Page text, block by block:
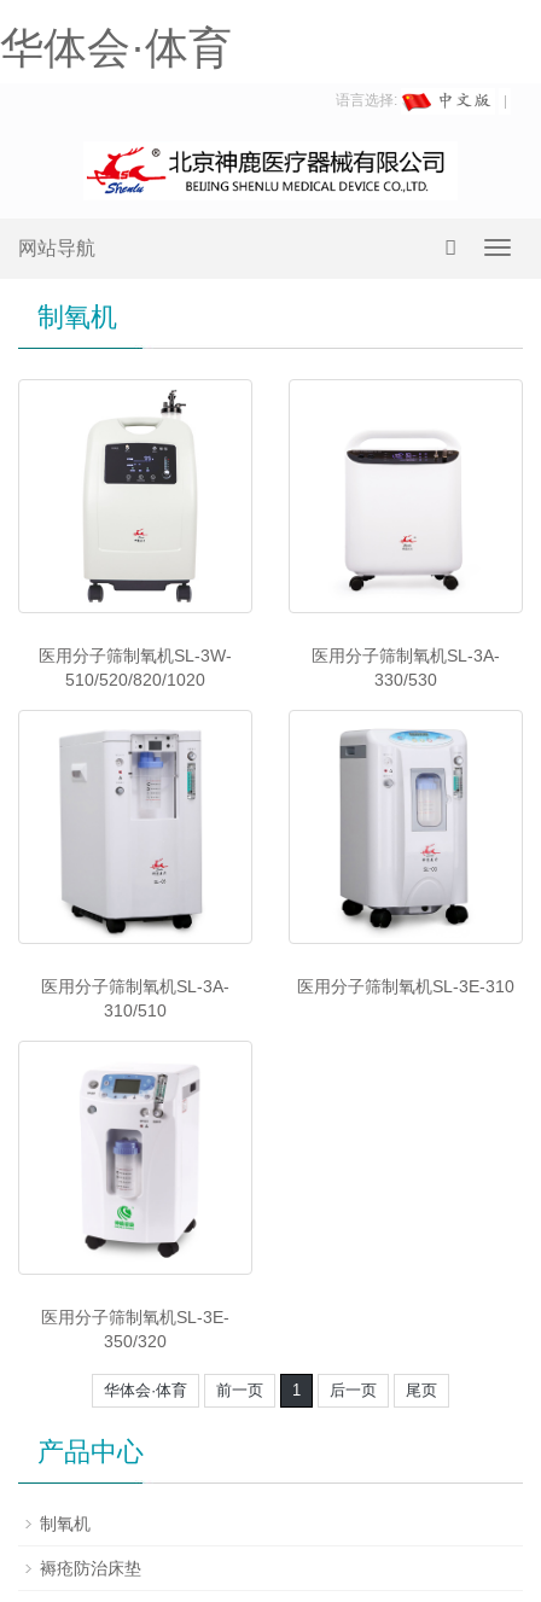
华体会·体育
语言选择:
网站导航
制氧机
医用分子筛制氧机SL-3W-
510/520/820/1020
医用分子筛制氧机SL-3A-
330/530
医用分子筛制氧机SL-3A-
310/510
医用分子筛制氧机SL-3E-310
医用分子筛制氧机SL-3E-
350/320
华体会·体育 前一页 1 后一页 尾页
产品中心
制氧机
褥疮防治床垫